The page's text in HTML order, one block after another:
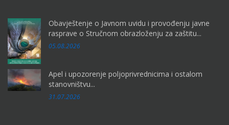
Obavještenje o Javnom uvidu i provođenju javne
rasprave o Stručnom obrazloženju za zaštitu...
05.08.2026
Apel i upozorenje poljoprivrednicima i ostalom
stanovništvu...
31.07.2026